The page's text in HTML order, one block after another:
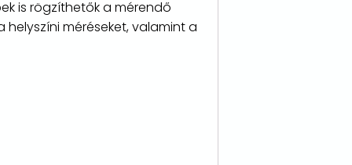
is rögzíthetők a mérendő
méréseket, valamint a